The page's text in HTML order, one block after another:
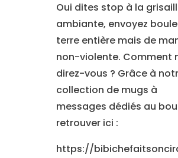
Oui dites stop à la
ambiante, envoyez
terre entière mais de
non-violente. Comment
direz-vous ? Grâce à
collection de mugs à
messages dédiés au
retrouver ici :
https://